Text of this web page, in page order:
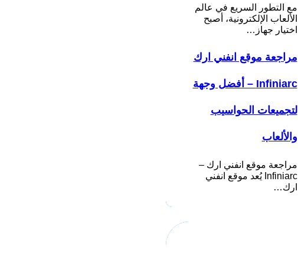
مع التطور السريع في عالم
الألعاب الإلكترونية، أصبح
اختيار جهاز…
مراجعة موقع انفني ارك
Infiniarc – أفضل وجهة
لتجميعات الحواسيب
والألعاب
مراجعة موقع انفني ارك –
Infiniarc يُعد موقع انفني
ارك…